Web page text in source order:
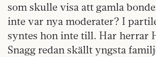
som skulle visa att gamla
inte var nya moderater? I
syntes hon inte till. Har herrar
Snagg redan skällt yngsta